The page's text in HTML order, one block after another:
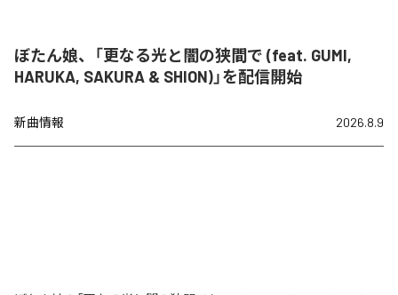
ぼたん娘、「更なる光と闇の狭間で (feat. GUMI,
HARUKA, SAKURA & SHION)」を配信開始
新曲情報 2026.8.9